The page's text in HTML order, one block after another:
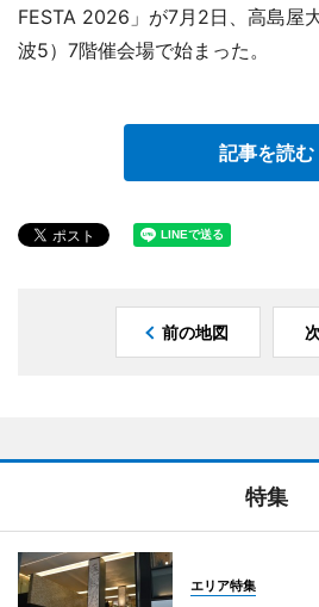
FESTA 2026」が7月2日、高島屋
波5）7階催会場で始まった。
記事を読む
前の地図
特集
エリア特集